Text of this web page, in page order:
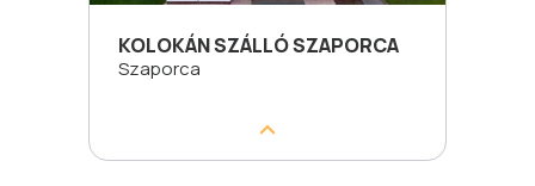
KOLOKÁN SZÁLLÓ SZAPORCA
Szaporca